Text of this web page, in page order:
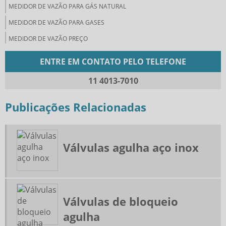
MEDIDOR DE VAZÃO PARA GÁS NATURAL
MEDIDOR DE VAZÃO PARA GASES
MEDIDOR DE VAZÃO PREÇO
MEDIDORES DE VAZÃO INDUSTRIAL
ORIFICIO DE RESTRIÇÃO COMPRAR
PLACA DE ORIFÍCIO COMPRAR
PLACA DE ORIFÍCIO FABRICANTES
POTES DE CONDENSAÇÃO
REPARO TRECHO RETO DE MEDIÇÃO
RETIFICADOR DE FLUXO 19 TUBOS
ENTRE EM CONTATO PELO TELEFONE
11 4013-7010
Publicações Relacionadas
Válvulas agulha aço inox
Válvulas de bloqueio
agulha